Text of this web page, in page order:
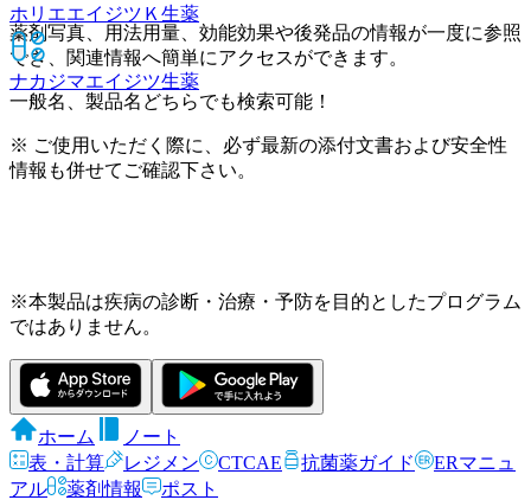
ホリエエイジツＫ 生薬
ナカジマエイジツ生薬
薬剤写真、用法用量、効能効果や後発品の情報が一度に参照
でき、関連情報へ簡単にアクセスができます。
一般名、製品名どちらでも検索可能！
※ ご使用いただく際に、必ず最新の添付文書および安全性
情報も併せてご確認下さい。
※本製品は疾病の診断・治療・予防を目的としたプログラム
ではありません。
ホーム
ノート
表・計算
レジメン CTCAE 抗菌薬ガイド
ERマニュ
アル
薬剤情報 ポスト